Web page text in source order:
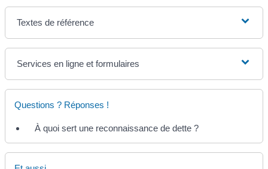
Textes de référence
Services en ligne et formulaires
Questions ? Réponses !
À quoi sert une reconnaissance de dette ?